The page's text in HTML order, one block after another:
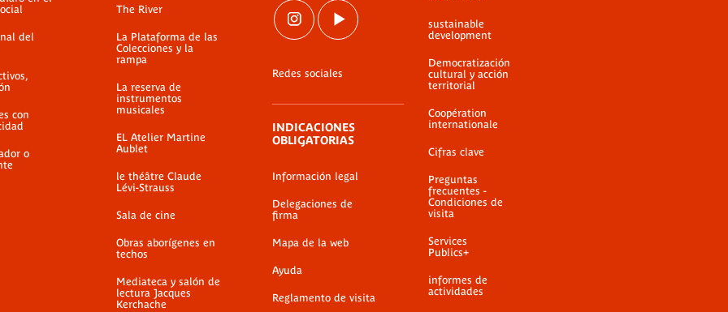
del
con
o
The River
La Plataforma de las
Colecciones y la
rampa
La reserva de
instrumentos
musicales
EL Atelier Martine
Aublet
le théâtre Claude
Lévi-Strauss
Sala de cine
Obras aborígenes en
techos
Mediateca y salón de
lectura Jacques
Kerchache
Redes sociales
INDICACIONES
OBLIGATORIAS
Información legal
Delegaciones de
firma
Mapa de la web
Ayuda
Reglamento de visita
sustainable
development
Democratización
cultural y acción
territorial
Coopération
internationale
Cifras clave
Preguntas
frecuentes -
Condiciones de
visita
Services
Publics+
informes de
actividades